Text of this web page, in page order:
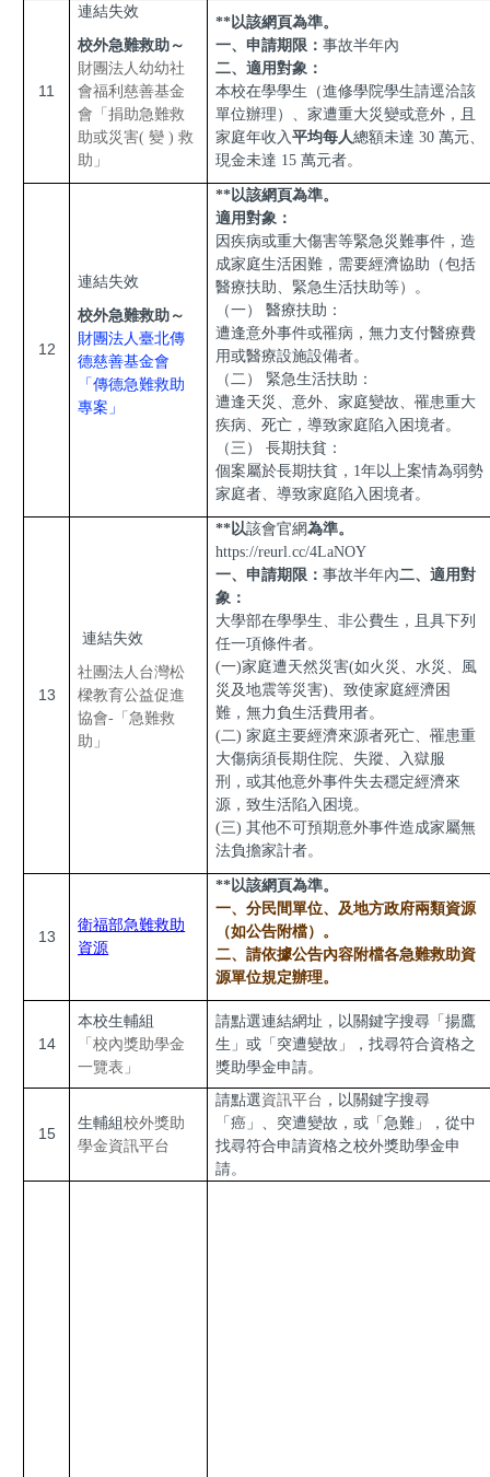
11
連結失效
校外急難救助～
財團法人幼幼社
會福利慈善基金
會「捐助急難救
助或災害( 變 ) 救
助」
**以該網頁為準。
一、申請期限：事故半年內
二、適用對象：
本校在學學生（進修學院學生請逕洽該
單位辦理）、家遭重大災變或意外，且
家庭年收入平均每人總額未達 30 萬元、
現金未達 15 萬元者。
12
連結失效
校外急難救助～
財團法人臺北傳
德慈善基金會
「傳德急難救助
專案」
**以該網頁為準。
適用對象：
因疾病或重大傷害等緊急災難事件，造
成家庭生活困難，需要經濟協助（包括
醫療扶助、緊急生活扶助等）。
（一） 醫療扶助：
遭逢意外事件或罹病，無力支付醫療費
用或醫療設施設備者。
（二） 緊急生活扶助：
遭逢天災、意外、家庭變故、罹患重大
疾病、死亡，導致家庭陷入困境者。
（三） 長期扶貧：
個案屬於長期扶貧，1年以上案情為弱勢
家庭者、導致家庭陷入困境者。
13
連結失效
社團法人台灣松
樑教育公益促進
協會-「急難救
助」
**以該會官網為準。
https://reurl.cc/4LaNOY
一、申請期限：事故半年內二、適用對
象：
大學部在學學生、非公費生，且具下列
任一項條件者。
(一)家庭遭天然災害(如火災、水災、風
災及地震等災害)、致使家庭經濟困
難，無力負生活費用者。
(二) 家庭主要經濟來源者死亡、罹患重
大傷病須長期住院、失蹤、入獄服
刑，或其他意外事件失去穩定經濟來
源，致生活陷入困境。
(三) 其他不可預期意外事件造成家屬無
法負擔家計者。
13
衛福部急難救助
資源
**以該網頁為準。
一、分民間單位、及地方政府兩類資源
（如公告附檔）。
二、請依據公告內容附檔各急難救助資
源單位規定辦理。
14
本校生輔組
「校內獎助學金
一覽表」
請點選連結網址，以關鍵字搜尋「揚鷹
生」或「突遭變故」，找尋符合資格之
獎助學金申請。
15
生輔組校外獎助
學金資訊平台
請點選資訊平台 ，以關鍵字搜尋
「癌」、突遭變故，或「急難」，從中
找尋符合申請資格之校外獎助學金申
請。